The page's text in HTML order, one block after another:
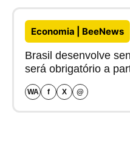
Economia | BeeNews
Brasil desenvolve
será obrigatório a
WA f X @